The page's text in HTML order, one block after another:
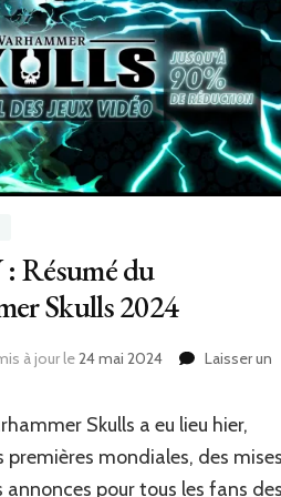
Résumé du
Skulls 2024
à jour le24 mai 2024
Laisser un
Résumé
Skulls a eu lieu hier,
premières mondiales, des
annonces pour tous les fans